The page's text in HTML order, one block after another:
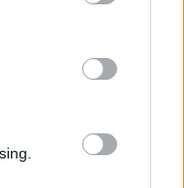
party tags to
in below Google